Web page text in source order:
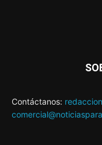
Contáctanos: